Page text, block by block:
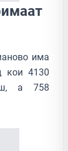
има
кои 4130
а 758